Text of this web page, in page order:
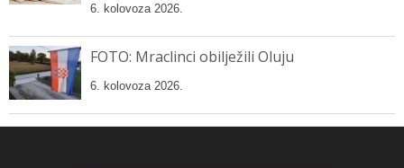
6. kolovoza 2026.
FOTO: Mraclinci obilježili Oluju
6. kolovoza 2026.